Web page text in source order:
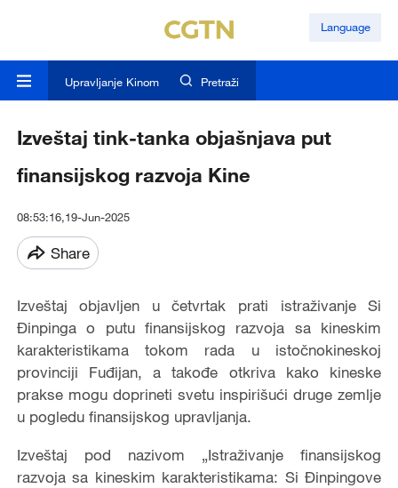
Language
Upravljanje Kinom Pretraži
Izveštaj tink-tanka objašnjava put
finansijskog razvoja Kine
08:53:16,19-Jun-2025
Share
Izveštaj objavljen u četvrtak prati istraživanje Si
Đinpinga o putu finansijskog razvoja sa kineskim
karakteristikama tokom rada u istočnokineskoj
provinciji Fuđijan, a takođe otkriva kako kineske
prakse mogu doprineti svetu inspirišući druge zemlje
u pogledu finansijskog upravljanja.
Izveštaj pod nazivom „Istraživanje finansijskog
razvoja sa kineskim karakteristikama: Si Đinpingove